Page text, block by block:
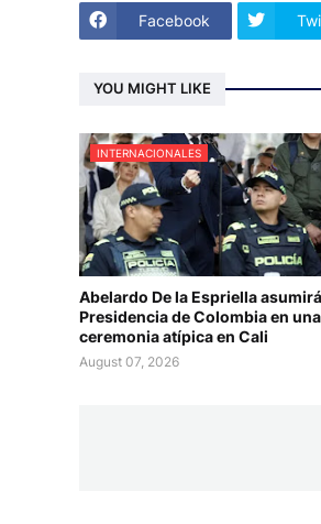
Facebook
YOU MIGHT LIKE
INTERNACIONALES
Abelardo De la Espriella
Presidencia de Colombia en una
ceremonia atípica en Cali
August 07, 2026